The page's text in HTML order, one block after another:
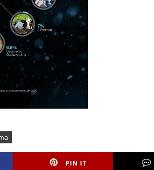
PIN IT